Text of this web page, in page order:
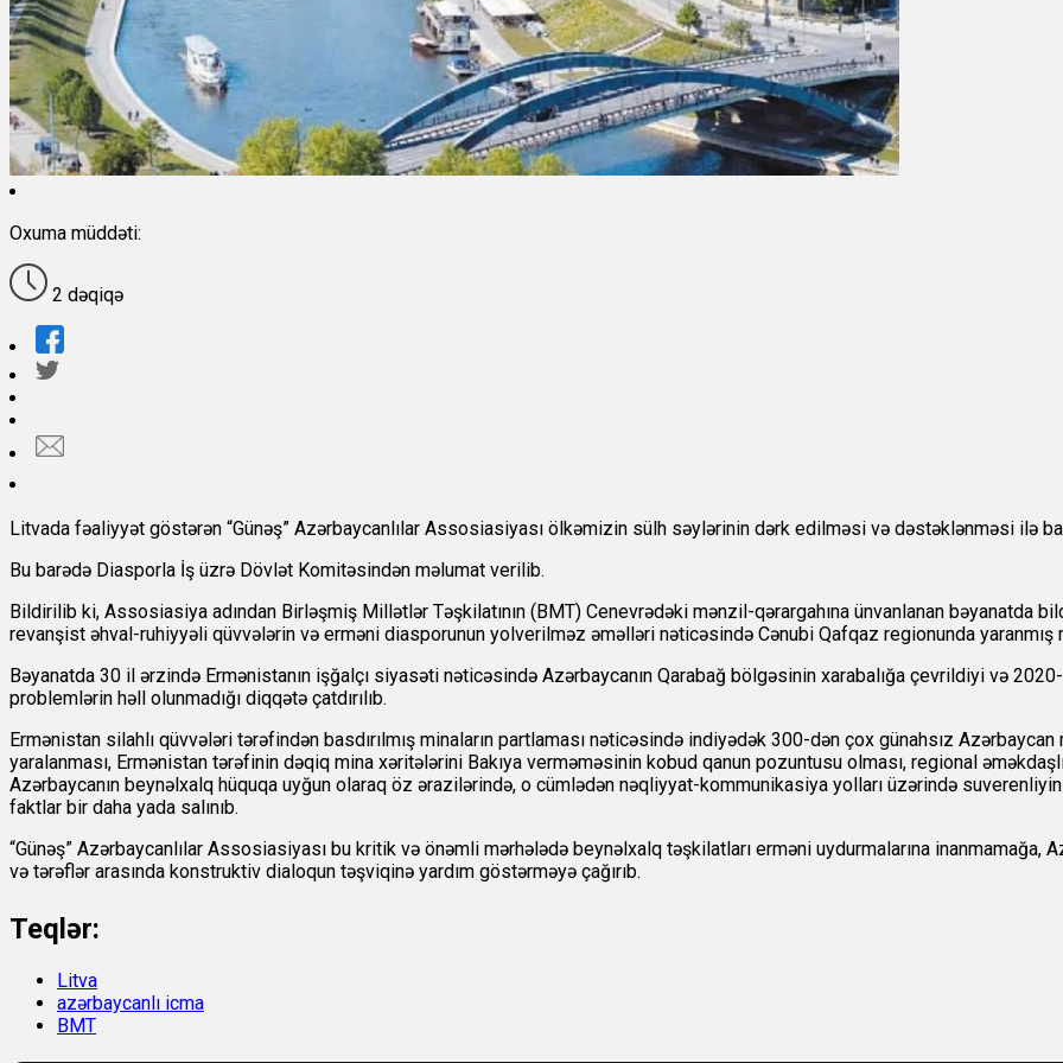
Oxuma müddəti:
2 dəqiqə
Litvada fəaliyyət göstərən “Günəş” Azərbaycanlılar Assosiasiyası ölkəmizin sülh səylərinin dərk edilməsi və dəstəklənməsi ilə
Bu barədə Diasporla İş üzrə Dövlət Komitəsindən məlumat verilib.
Bildirilib ki, Assosiasiya adından Birləşmiş Millətlər Təşkilatının (BMT) Cenevrədəki mənzil-qərargahına ünvanlanan bəyanatda
revanşist əhval-ruhiyyəli qüvvələrin və erməni diasporunun yolverilməz əməlləri nəticəsində Cənubi Qafqaz regionunda
Bəyanatda 30 il ərzində Ermənistanın işğalçı siyasəti nəticəsində Azərbaycanın Qarabağ bölgəsinin xarabalığa çevrildiyi və
problemlərin həll olunmadığı diqqətə çatdırılıb.
Ermənistan silahlı qüvvələri tərəfindən basdırılmış minaların partlaması nəticəsində indiyədək 300-dən çox günahsız
yaralanması, Ermənistan tərəfinin dəqiq mina xəritələrini Bakıya verməməsinin kobud qanun pozuntusu olması, regional
Azərbaycanın beynəlxalq hüquqa uyğun olaraq öz ərazilərində, o cümlədən nəqliyyat-kommunikasiya yolları üzərində
faktlar bir daha yada salınıb.
“Günəş” Azərbaycanlılar Assosiasiyası bu kritik və önəmli mərhələdə beynəlxalq təşkilatları erməni uydurmalarına
və tərəflər arasında konstruktiv dialoqun təşviqinə yardım göstərməyə çağırıb.
Teqlər:
Litva
azərbaycanlı icma
BMT